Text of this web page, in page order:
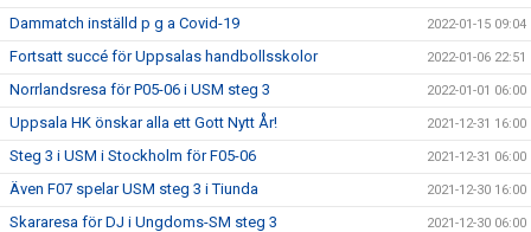
Dammatch inställd p g a Covid-19 2022-01-15 09:04
Fortsatt succé för Uppsalas handbollsskolor 2022-01-06 22:51
Norrlandsresa för P05-06 i USM steg 3 2022-01-01 06:00
Uppsala HK önskar alla ett Gott Nytt År! 2021-12-31 16:00
Steg 3 i USM i Stockholm för F05-06 2021-12-31 06:00
Även F07 spelar USM steg 3 i Tiunda 2021-12-30 16:00
Skararesa för DJ i Ungdoms-SM steg 3 2021-12-30 06:00